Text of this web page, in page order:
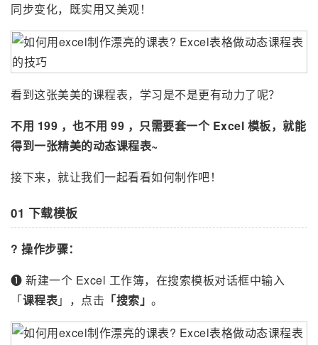
同步变化，既实用又美观！
看到这张美美的课程表，学习是不是更有动力了呢？
不用 199 ，也不用 99 ， 只需要套一个 Excel 模板，就能
得到一张精美的动态课程表~
接下来，就让我们一起看看如何制作吧！
01 下载模板
? 操作步骤：
❶ 新建一个 Excel 工作簿，在搜索模板对话框中输入
「课程表」，点击 「搜索」 。